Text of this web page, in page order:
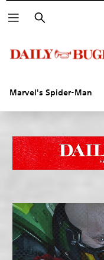
Vyhledat
Marvel's Spider-Man